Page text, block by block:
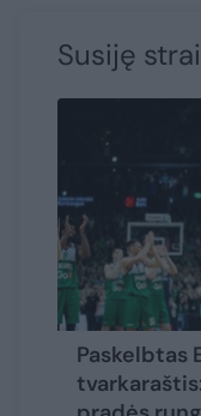
Susiję
Paskelbtas